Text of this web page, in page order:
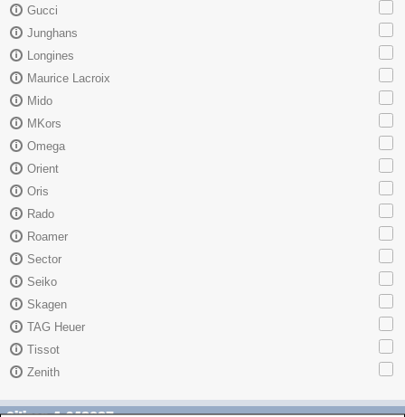
Gucci
Junghans
Longines
Maurice Lacroix
Mido
MKors
Omega
Orient
Oris
Rado
Roamer
Sector
Seiko
Skagen
TAG Heuer
Tissot
Zenith